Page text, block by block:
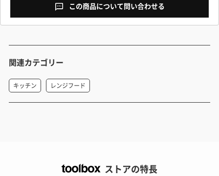
この商品について問い合わせる
関連カテゴリー
キッチン レンジフード
ストアの特長